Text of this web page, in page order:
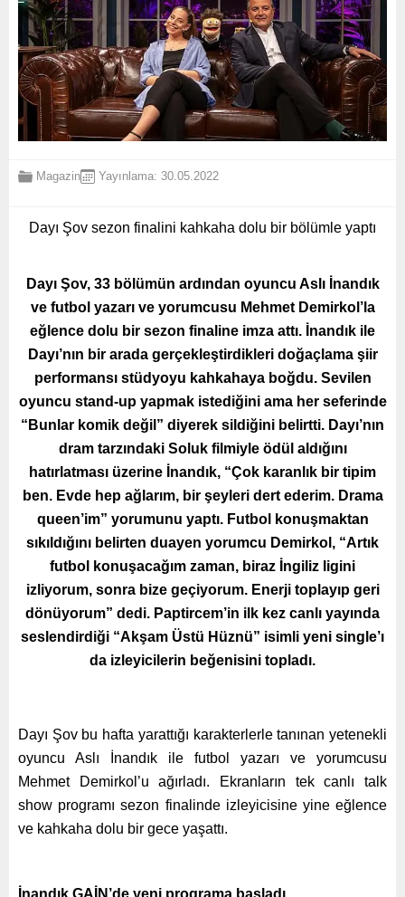
Magazin Yayınlama: 30.05.2022
Dayı Şov sezon finalini kahkaha dolu bir bölümle yaptı
Dayı Şov, 33 bölümün ardından oyuncu Aslı İnandık
ve futbol yazarı ve yorumcusu Mehmet Demirkol’la
eğlence dolu bir sezon finaline imza attı. İnandık ile
Dayı’nın bir arada gerçekleştirdikleri doğaçlama şiir
performansı stüdyoyu kahkahaya boğdu. Sevilen
oyuncu stand-up yapmak istediğini ama her seferinde
“Bunlar komik değil” diyerek sildiğini belirtti. Dayı’nın
dram tarzındaki Soluk filmiyle ödül aldığını
hatırlatması üzerine İnandık, “Çok karanlık bir tipim
ben. Evde hep ağlarım, bir şeyleri dert ederim. Drama
queen’im” yorumunu yaptı. Futbol konuşmaktan
sıkıldığını belirten duayen yorumcu Demirkol, “Artık
futbol konuşacağım zaman, biraz İngiliz ligini
izliyorum, sonra bize geçiyorum. Enerji toplayıp geri
dönüyorum” dedi. Paptircem’in ilk kez canlı yayında
seslendirdiği “Akşam Üstü Hüznü” isimli yeni single’ı
da izleyicilerin beğenisini topladı.
Dayı Şov bu hafta yarattığı karakterlerle tanınan yetenekli
oyuncu Aslı İnandık ile futbol yazarı ve yorumcusu
Mehmet Demirkol’u ağırladı. Ekranların tek canlı talk
show programı sezon finalinde izleyicisine yine eğlence
ve kahkaha dolu bir gece yaşattı.
İnandık GAİN’de yeni programa başladı